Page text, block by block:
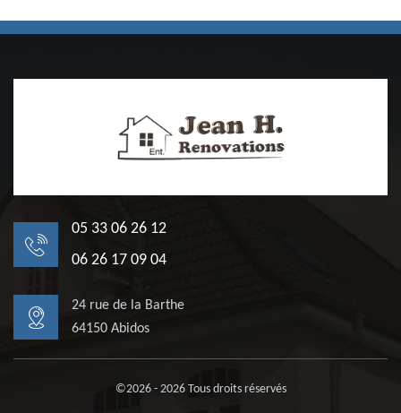
05 33 06 26 12
06 26 17 09 04
24 rue de la Barthe
64150 Abidos
©2026 - 2026 Tous droits réservés